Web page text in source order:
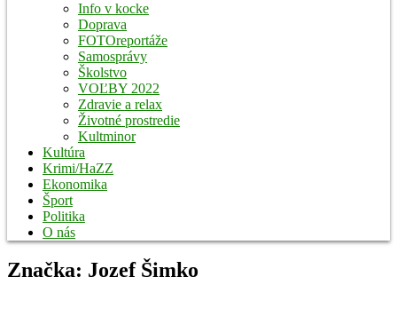
Info v kocke
Doprava
FOTOreportáže
Samosprávy
Školstvo
VOĽBY 2022
Zdravie a relax
Životné prostredie
Kultminor
Kultúra
Krimi/HaZZ
Ekonomika
Šport
Politika
O nás
Značka: Jozef Šimko